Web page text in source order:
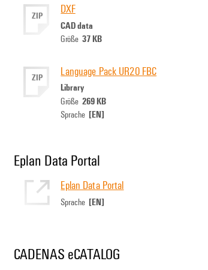
ZIP DXF
CAD data
Größe37 KB
ZIP Language Pack UR20 FBC
Library
Größe269 KB
Sprache [EN]
Eplan Data Portal
Eplan Data Portal
Sprache [EN]
CADENAS eCATALOG